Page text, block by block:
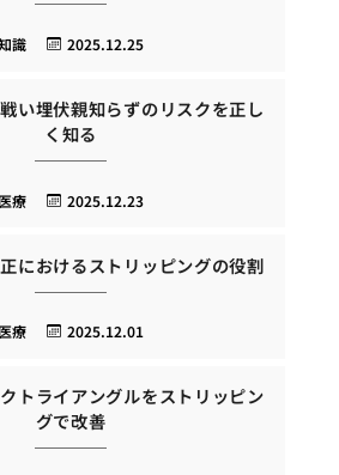
2025.12.25
識
い埋伏親知らずのリスクを正し
く知る
2025.12.23
医療
におけるストリッピングの役割
2025.12.01
医療
トライアングルをストリッピン
グで改善